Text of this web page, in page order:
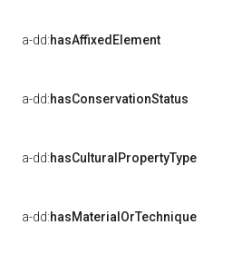
a-dd:hasAffixedElement
a-dd:hasConservationStatus
a-dd:hasCulturalPropertyType
a-dd:hasMaterialOrTechnique